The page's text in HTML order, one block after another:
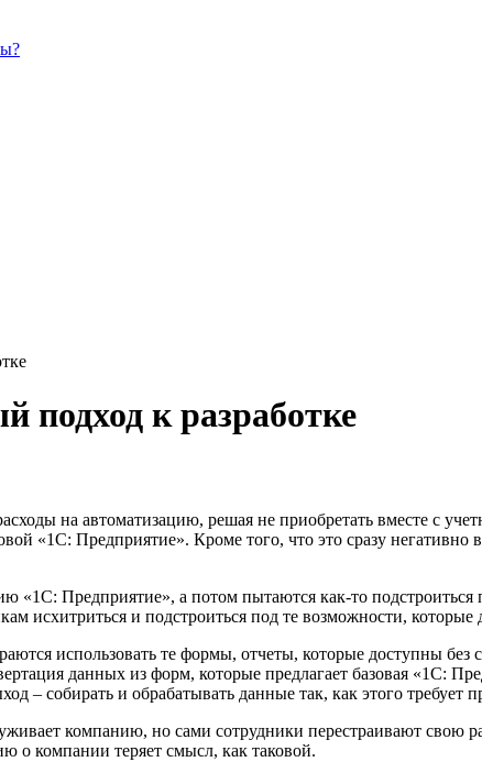
подход к разработке
на автоматизацию, решая не приобретать вместе с
«1С: Предприятие». Кроме того, что это сразу
«1С: Предприятие», а потом пытаются как-то
исхитриться и подстроиться под те возможности, которые
использовать те формы, отчеты, которые доступны без
данных из форм, которые предлагает базовая «1С:
– собирать и обрабатывать данные так, как этого требует
компанию, но сами сотрудники перестраивают свою
о компании теряет смысл, как таковой.